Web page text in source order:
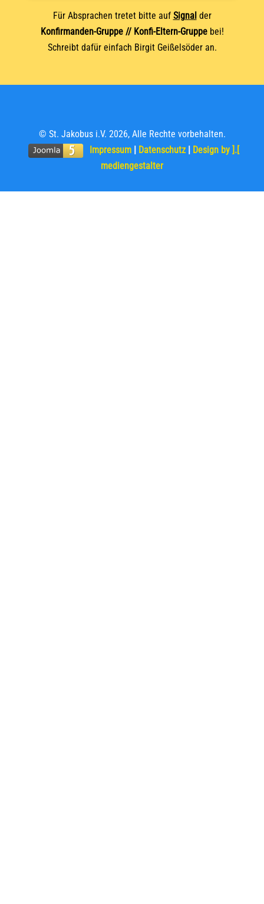
Für Absprachen tretet bitte auf Signal der
Konfirmanden-Gruppe // Konfi-Eltern-Gruppebei!
Schreibt dafür einfach Birgit Geißelsöder an.
© St. Jakobus i.V. 2026, Alle Rechte vorbehalten.
Impressum
Datenschutz
Design by ].[
mediengestalter